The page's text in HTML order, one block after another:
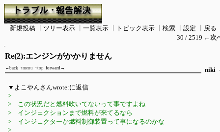
新規投稿 ツリー表示 一覧表示 トピック表示 検索 設定
戻る
30 / 2519 ←次
Re(2):エンジンがかかりません
←back ↑menu ↑top forward→ niki
▼よこやんさんwrote:に返信
>
> この状況だと燃料吹いてないって事ですよね
> インジェクションまで燃料が来てるなら
> インジェクターか燃料制御装置って事になるのかな
>